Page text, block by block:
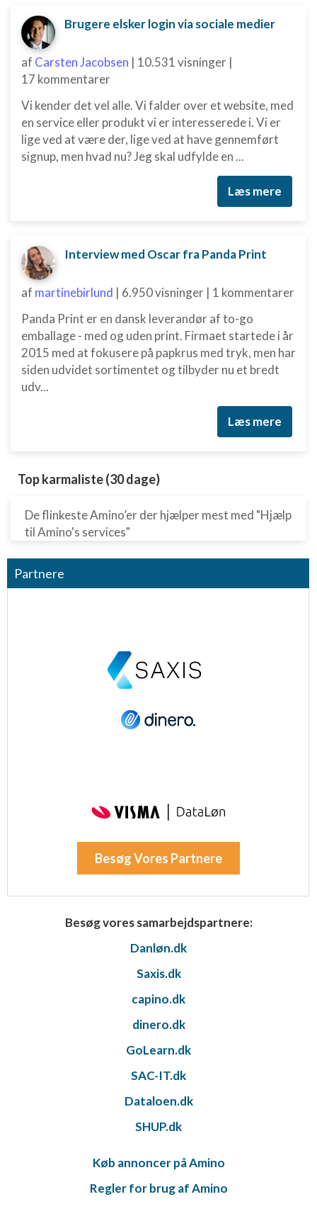
Brugere elsker login via sociale medier
af Carsten Jacobsen | 10.531 visninger |
17 kommentarer
Vi kender det vel alle. Vi falder over et website, med
en service eller produkt vi er interesserede i. Vi er
lige ved at være der, lige ved at have gennemført
signup, men hvad nu? Jeg skal udfylde en ...
Læs mere
Interview med Oscar fra Panda Print
af martinebirlund | 6.950 visninger | 1 kommentarer
Panda Print er en dansk leverandør af to-go
emballage - med og uden print. Firmaet startede i år
2015 med at fokusere på papkrus med tryk, men har
siden udvidet sortimentet og tilbyder nu et bredt
udv...
Læs mere
Top karmaliste (30 dage)
De flinkeste Amino’er der hjælper mest med "Hjælp
til Amino's services"
Partnere
Besøg Vores Partnere
Besøg vores samarbejdspartnere:
Danløn.dk
Saxis.dk
capino.dk
dinero.dk
GoLearn.dk
SAC-IT.dk
Dataloen.dk
SHUP.dk
Køb annoncer på Amino
Regler for brug af Amino
Forstå målgrupper gennem statistikker eller
kombinationer af oplysninger fra forskellige
kilder
Udvikle og forbedre tjenester
Bruge begrænsede oplysninger til at vælge
indhold
IAB Special Features:
Bruge præcise geografiske
Nødvendig
Ydeevne
Funktionel
Annoncering / marketing